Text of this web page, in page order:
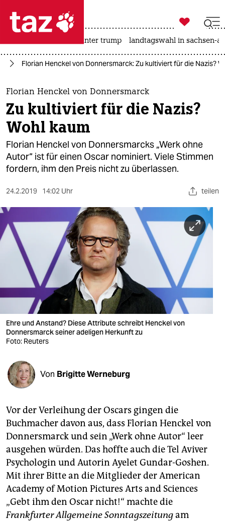
 taz zahl ich
taz zahl ich
themen
politik
öko
gesellschaft
sport
berlin
nord
wahrheit
verlag
verlag
veranstaltungen
fragen & hilfe
abo
genossenschaft
epaper login

taz zahl ich
usa unter trump landtagswahl in sachsen-
Florian Henckel von Donnersmarck: Zu kultiviert für die Nazis?
Florian Henckel von Donnersmarck
Zu kultiviert für die Nazis?
Wohl kaum
Florian Henckel von Donnersmarcks „Werk ohne
Autor“ ist für einen Oscar nominiert. Viele Stimmen
fordern, ihm den Preis nicht zu überlassen.
24.2.2019 14:02 Uhr teilen
Ehre und Anstand? Diese Attribute schreibt Henckel von
Donnersmarck seiner adeligen Herkunft zu
Foto: Reuters
Von Brigitte Werneburg
Vor der Verleihung der Oscars gingen die
Buchmacher davon aus, dass Florian Henckel von
Donnersmarck und sein „Werk ohne Autor“ leer
ausgehen würden. Das hoffte auch die Tel Aviver
Psychologin und Autorin Ayelet Gundar-Goshen.
Mit ihrer Bitte an die Mitglieder der American
Academy of Motion Pictures Arts and Sciences
„Gebt ihm den Oscar nicht!“ machte die
Frankfurter Allgemeine Sonntagszeitungam